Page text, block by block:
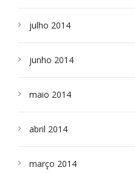
julho 2014
junho 2014
maio 2014
abril 2014
março 2014